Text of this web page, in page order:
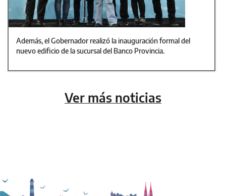
Además, el Gobernador realizó la inauguración formal del
nuevo edificio de la sucursal del Banco Provincia.
Ver más noticias